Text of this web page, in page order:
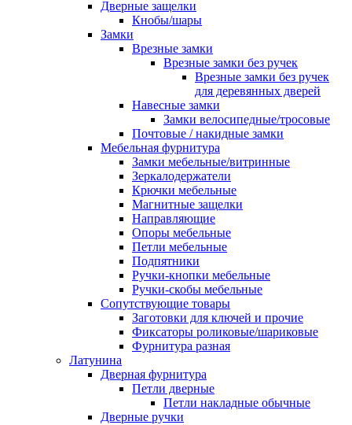
Дверные защелки
Кнобы/шары
Замки
Врезные замки
Врезные замки без ручек
Врезные замки без ручек
для деревянных дверей
Навесные замки
Замки велосипедные/тросовые
Почтовые / накидные замки
Мебельная фурнитура
Замки мебельные/витринные
Зеркалодержатели
Крючки мебельные
Магнитные защелки
Направляющие
Опоры мебельные
Петли мебельные
Подпятники
Ручки-кнопки мебельные
Ручки-скобы мебельные
Сопутствующие товары
Заготовки для ключей и прочие
Фиксаторы роликовые/шариковые
Фурнитура разная
Латунина
Дверная фурнитура
Петли дверные
Петли накладные обычные
Дверные ручки